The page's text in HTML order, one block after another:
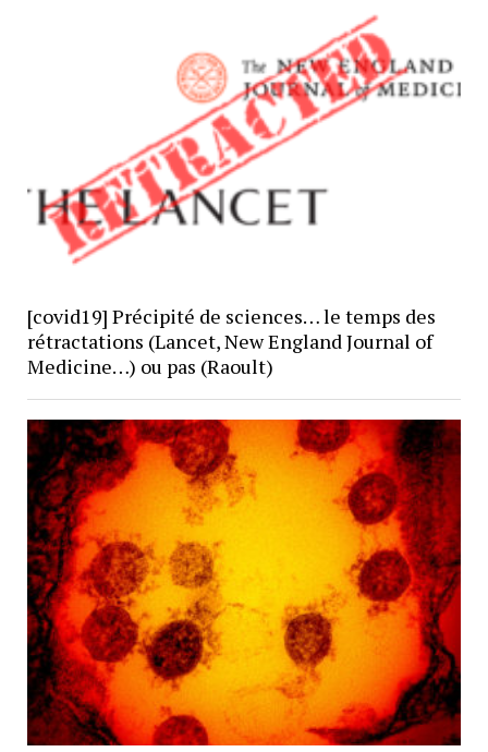
[covid19] Précipité de sciences… le temps des
rétractations (Lancet, New England Journal of
Medicine…) ou pas (Raoult)